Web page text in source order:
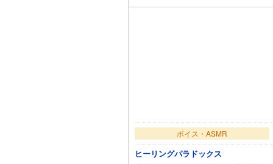
ボイス・ASMR
ヒーリングパラドックス